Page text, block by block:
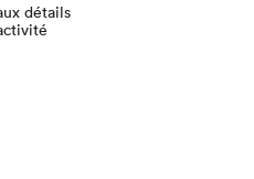
détails